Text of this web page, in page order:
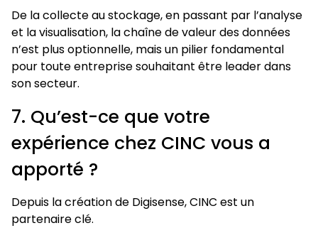
De la collecte au stockage, en passant par l’analyse
et la visualisation, la chaîne de valeur des données
n’est plus optionnelle, mais un pilier fondamental
pour toute entreprise souhaitant être leader dans
son secteur.
7. Qu’est-ce que votre
expérience chez CINC vous a
apporté ?
Depuis la création de Digisense, CINC est un
partenaire clé.